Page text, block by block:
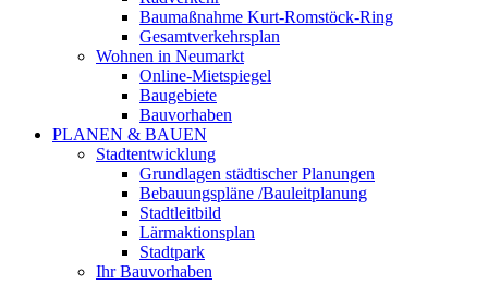
Baumaßnahme Kurt-Romstöck-Ring
Gesamtverkehrsplan
Wohnen in Neumarkt
Online-Mietspiegel
Baugebiete
Bauvorhaben
PLANEN & BAUEN
Stadtentwicklung
Grundlagen städtischer Planungen
Bebauungspläne /Bauleitplanung
Stadtleitbild
Lärmaktionsplan
Stadtpark
Ihr Bauvorhaben